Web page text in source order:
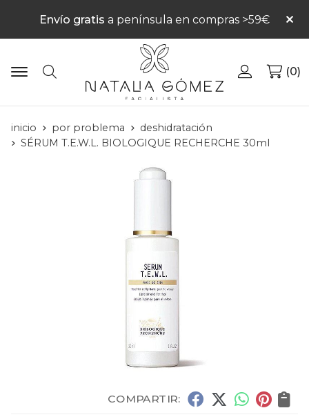
Envío gratis a península en compras >59€
Buscar
0
inicio por problema
deshidratación
SÉRUM T.E.W.L. BIOLOGIQUE RECHERCHE 30ml
COMPARTIR: